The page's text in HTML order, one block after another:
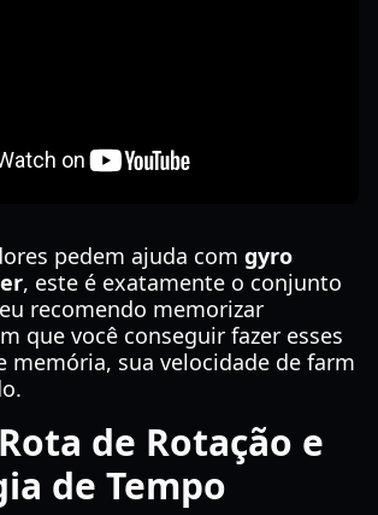
pedem ajuda com gyro
, este é exatamente o conjunto
recomendo memorizar
que você conseguir fazer esses
memória, sua velocidade de farm
de Rotação e
de Tempo